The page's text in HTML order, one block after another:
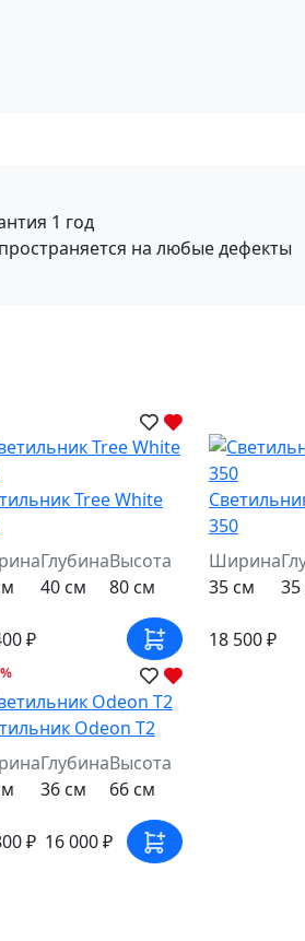
1 год
на любые дефекты
Tree White
Глубина
40 см
Высота
80 см
₽
350
Ширина
35 см
18 500 ₽
Odeon T2
Глубина
36 см
Высота
66 см
₽ 16 000 ₽